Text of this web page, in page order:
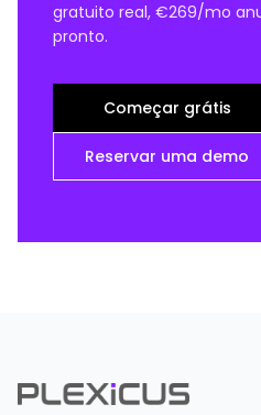
gratuito real, €269/mo
pronto.
Começar grátis
Reservar uma demo